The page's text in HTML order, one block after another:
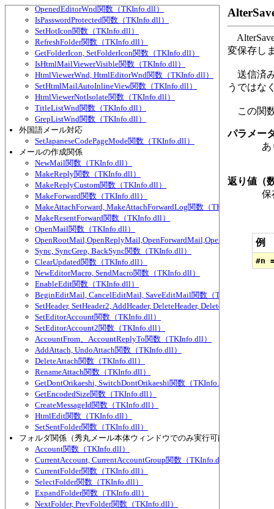
OpenedEditorWnd関数（TKInfo.dll）
IsPasswordProtected関数（TKInfo.dll）
SetHotIcon関数（TKInfo.dll）
RefreshFolder関数（TKInfo.dll）
GetFolderIcon, SetFolderIcon関数（TKInfo.dll）
IsHtmlMailViewerVisible関数（TKInfo.dll）
HtmlViewerWnd, HtmlEditorWnd関数（TKInfo.dll）
SetHtmlMailAutoInlineView関数（TKInfo.dll）
HtmlViewerNotIsolate関数（TKInfo.dll）
TitleListWnd関数（TKInfo.dll）
GrepListWnd関数（TKInfo.dll）
外国語メール対応
SetJapaneseCodePageMode関数（TKInfo.dll）
メールの作成関係
NewMail関数（TKInfo.dll）
MakeReply関数（TKInfo.dll）
MakeReplyCustom関数（TKInfo.dll）
MakeForward関数（TKInfo.dll）
MakeAttachForward, MakeAttachForwardLog関数（TKInfo.dll）
MakeResentForward関数（TKInfo.dll）
OpenMail関数（TKInfo.dll）
OpenRootMail,OpenReplyMail,OpenForwardMail,OpenLog関数（
Sync, SyncGrep, BackSync関数（TKInfo.dll）
ClearUpdated関数（TKInfo.dll）
NewEditorMacro, SendMacro関数（TKInfo.dll）
EnableEdit関数（TKInfo.dll）
BeginEditMail, CancelEditMail, SaveEditMail関数（TKInfo.dll）
SetHeader, SetHeader2, AddHeader, DeleteHeader, DeleteHeader2,
SetEditorAccount関数（TKInfo.dll）
SetEditorAccount2関数（TKInfo.dll）
AccountFrom、AccountReplyTo関数（TKInfo.dll）
AddAttach, UndoAttach関数（TKInfo.dll）
DeleteAttach関数（TKInfo.dll）
RenameAttach関数（TKInfo.dll）
GetDontOrikaeshi, SwitchDontOrikaeshi関数（TKInfo.dll）
GetEncodedSize関数（TKInfo.dll）
CreateMessageId関数（TKInfo.dll）
HtmlEdit関数（TKInfo.dll）
SetSentFolder関数（TKInfo.dll）
フォルダ関係（秀丸メール本体ウィンドウでのみ実行可能な物が多い）
Account関数（TKInfo.dll）
CurrentAccount, CurrentAccountGroup関数（TKInfo.dll）
CurrentFolder関数（TKInfo.dll）
SelectFolder関数（TKInfo.dll）
ExpandFolder関数（TKInfo.dll）
NextFolder, PrevFolder関数（TKInfo.dll）
変保存し
送信済
うではな
この関
パラメー
あ
返り値（
保
例